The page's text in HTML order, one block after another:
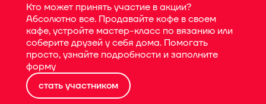
Кто может принять участие в акции?
Абсолютно все. Продавайте кофе в своем
кафе, устройте мастер-класс по вязанию или
соберите друзей у себя дома. Помогать
просто, узнайте подробности и заполните
форму
стать участником